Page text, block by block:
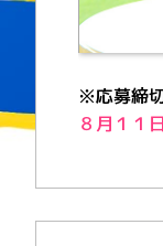
※応募締
８月１１